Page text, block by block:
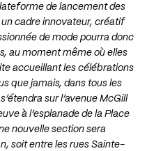
de lancement des
cadre innovateur, créatif
de mode pourra donc
au moment même où elles
accueillant les célébrations
que jamais, dans tous les
sur l’avenue McGill
à l’esplanade de la Place
nouvelle section sera
soit entre les rues Sainte-